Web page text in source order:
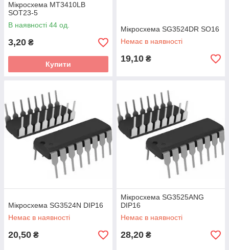
Мікросхема MT3410LB
SOT23-5
В наявності 44 од.
3,20 ₴
Купити
Мікросхема SG3524DR SO16
Немає в наявності
19,10 ₴
Мікросхема SG3524N DIP16
Немає в наявності
20,50 ₴
Мікросхема SG3525ANG
DIP16
Немає в наявності
28,20 ₴